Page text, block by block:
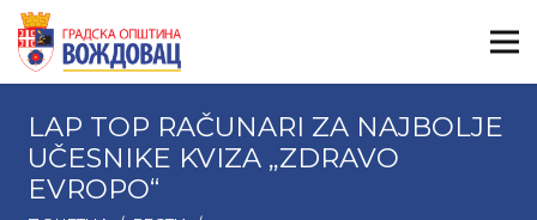
LAP TOP RAČUNARI ZA NAJBOLJE
UČESNIKE KVIZA „ZDRAVO
EVROPO“